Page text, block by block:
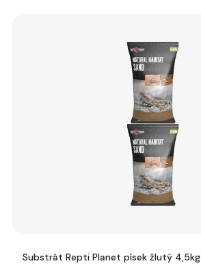
Substrát Repti Planet písek žlutý 4,5kg